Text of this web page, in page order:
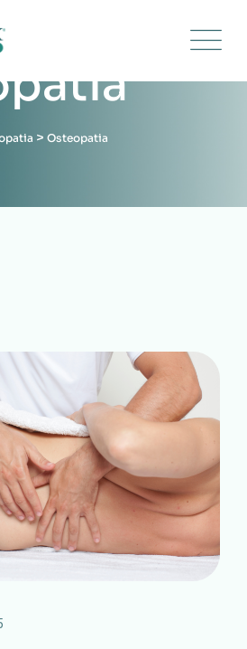
> Osteopatia